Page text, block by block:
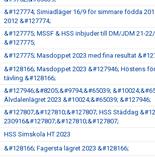
&#127774; Simiadläger 16/9 för simmare födda
2012 &#127774;
&#127775; MSSF & HSS inbjuder till DM/JDM 21-
&#127775;
&#127775; Masdoppet 2023 med fina resultat
&#128166; Masdoppet 2023 &#127946; Höstens
tävling &#128166;
&#127946;&#8205;&#9794;&#65039;
Älvdalenlägret 2023 &#10024;&#65039; &#127946;
&#127807;&#127810;&#127807; HSS Städdag
230916&#127807;&#127810;&#127807;
HSS Simskola HT 2023
&#128166; Fagersta lägret 2023 &#128166;